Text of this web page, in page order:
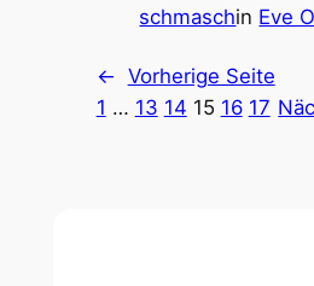
schmaschin Eve
← Vorherige Seite
1 … 13 14 15 16 17